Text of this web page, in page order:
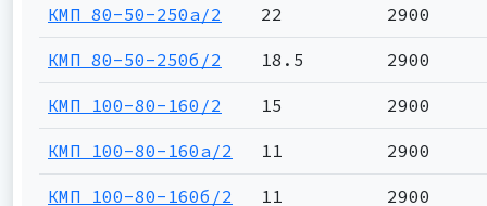
КМП 80-50-250а/2 22 2900
КМП 80-50-250б/2 18.5 2900
КМП 100-80-160/2 15 2900
КМП 100-80-160а/2 11 2900
КМП 100-80-160б/2 11 2900